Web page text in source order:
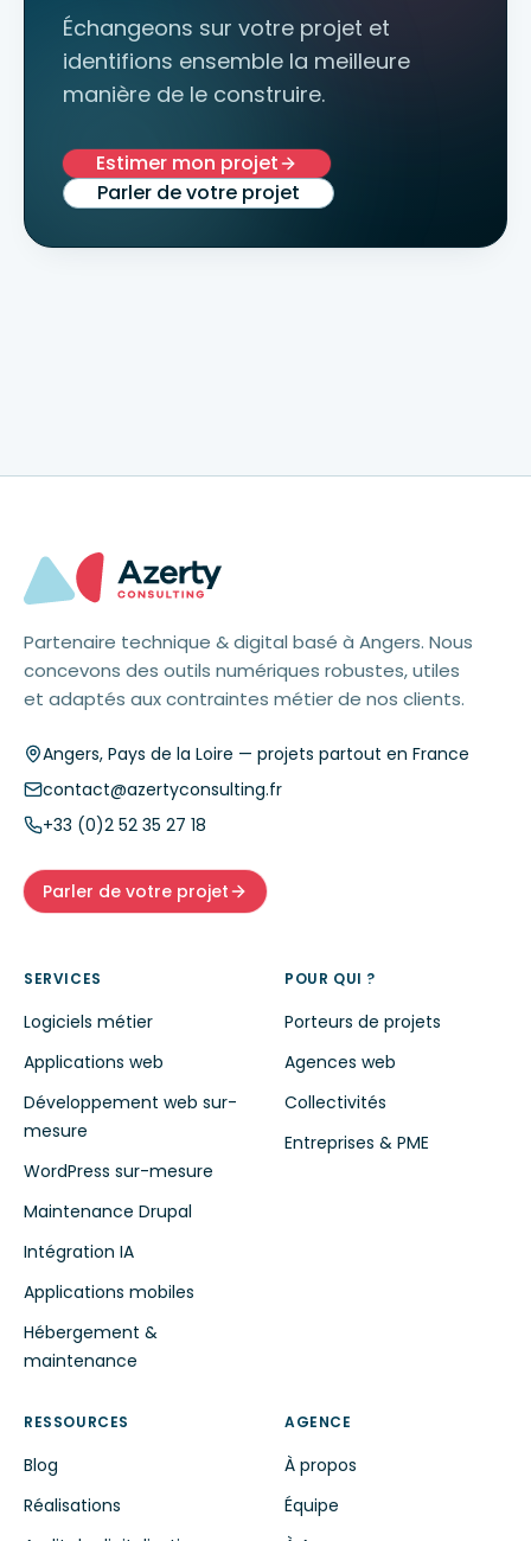
Échangeons sur votre projet et
identifions ensemble la meilleure
manière de le construire.
Estimer mon projet
Parler de votre projet
Partenaire technique & digital basé à Angers. Nous
concevons des outils numériques robustes, utiles
et adaptés aux contraintes métier de nos clients.
Angers, Pays de la Loire — projets partout en France
contact@azertyconsulting.fr
+33 (0)2 52 35 27 18
Parler de votre projet
SERVICES
Logiciels métier
Applications web
Développement web sur-
mesure
WordPress sur-mesure
Maintenance Drupal
Intégration IA
Applications mobiles
Hébergement &
maintenance
POUR QUI ?
Porteurs de projets
Agences web
Collectivités
Entreprises & PME
RESSOURCES
Blog
Réalisations
AGENCE
À propos
Équipe